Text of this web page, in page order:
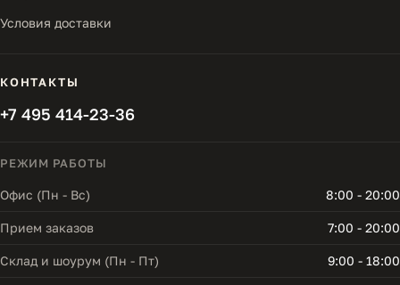
Условия доставки
КОНТАКТЫ
+7 495 414-23-36
РЕЖИМ РАБОТЫ
Офис (Пн - Вс) 8:00 - 20:00
Прием заказов 7:00 - 20:00
Склад и шоурум (Пн - Пт) 9:00 - 18:00